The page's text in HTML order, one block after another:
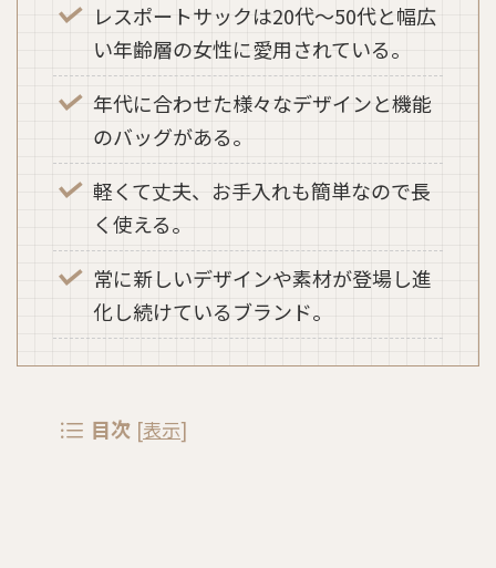
レスポートサックは20代～50代と幅広
い年齢層の女性に愛用されている。
年代に合わせた様々なデザインと機能
のバッグがある。
軽くて丈夫、お手入れも簡単なので長
く使える。
常に新しいデザインや素材が登場し進
化し続けているブランド。
目次 [表示]